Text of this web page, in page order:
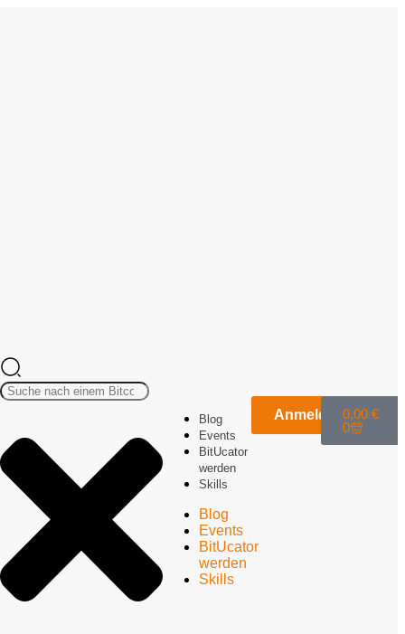
Blog
Events
BitUcator
werden
Skills
Blog
Events
BitUcator
werden
Skills
Anmelden0,00€
0